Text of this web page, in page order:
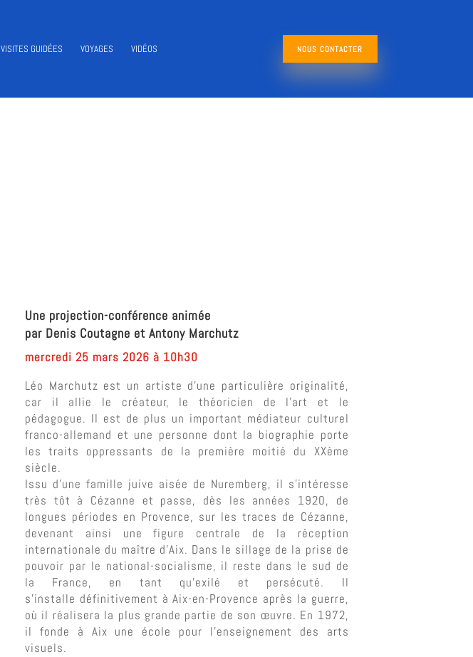
VISITES GUIDÉES VOYAGES VIDÉOS NOUS CONTACTER
Une projection-conférence animée
par Denis Coutagne et Antony Marchutz
mercredi 25 mars 2026 à 10h30
Léo Marchutz est un artiste d’une particulière originalité,
car il allie le créateur, le théoricien de l’art et le
pédagogue. Il est de plus un important médiateur culturel
franco-allemand et une personne dont la biographie porte
les traits oppressants de la première moitié du XXème
siècle.
Issu d’une famille juive aisée de Nuremberg, il s’intéresse
très tôt à Cézanne et passe, dès les années 1920, de
longues périodes en Provence, sur les traces de Cézanne,
devenant ainsi une figure centrale de la réception
internationale du maître d’Aix. Dans le sillage de la prise de
pouvoir par le national-socialisme, il reste dans le sud de
la France, en tant qu’exilé et persécuté. Il
s’installe définitivement à Aix-en-Provence après la guerre,
où il réalisera la plus grande partie de son œuvre. En 1972,
il fonde à Aix une école pour l’enseignement des arts
visuels.